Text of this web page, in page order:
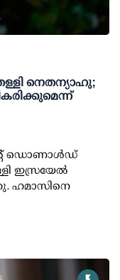
നെതന്യാഹു;
ഡൊണാള്‍ഡ്
ഇസ്രയേല്‍
ഹമാസിനെ